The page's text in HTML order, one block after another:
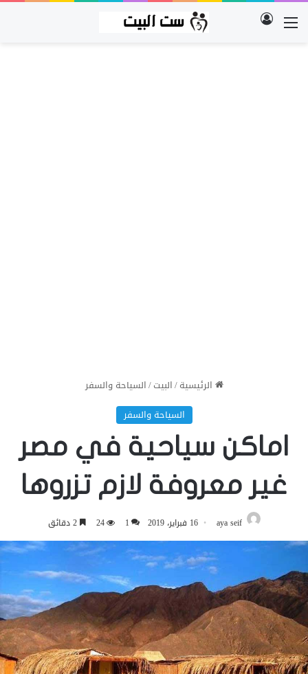
القائمة تسجيل الدخول
الرئيسية/البيت/السياحة والسفر
السياحة والسفر
اماكن سياحية في مصر
غير معروفة لازم تزروها
aya seif 16 فبراير، 2019 1
24 2 دقائق